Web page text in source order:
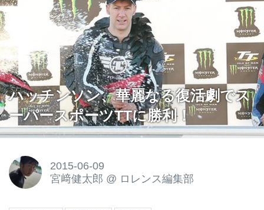
ハッチンソン、華麗なる復活劇でス
ーパースポーツTTに勝利！
2015-06-09
宮﨑健太郎 @ ロレンス編集部